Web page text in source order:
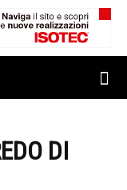
DI